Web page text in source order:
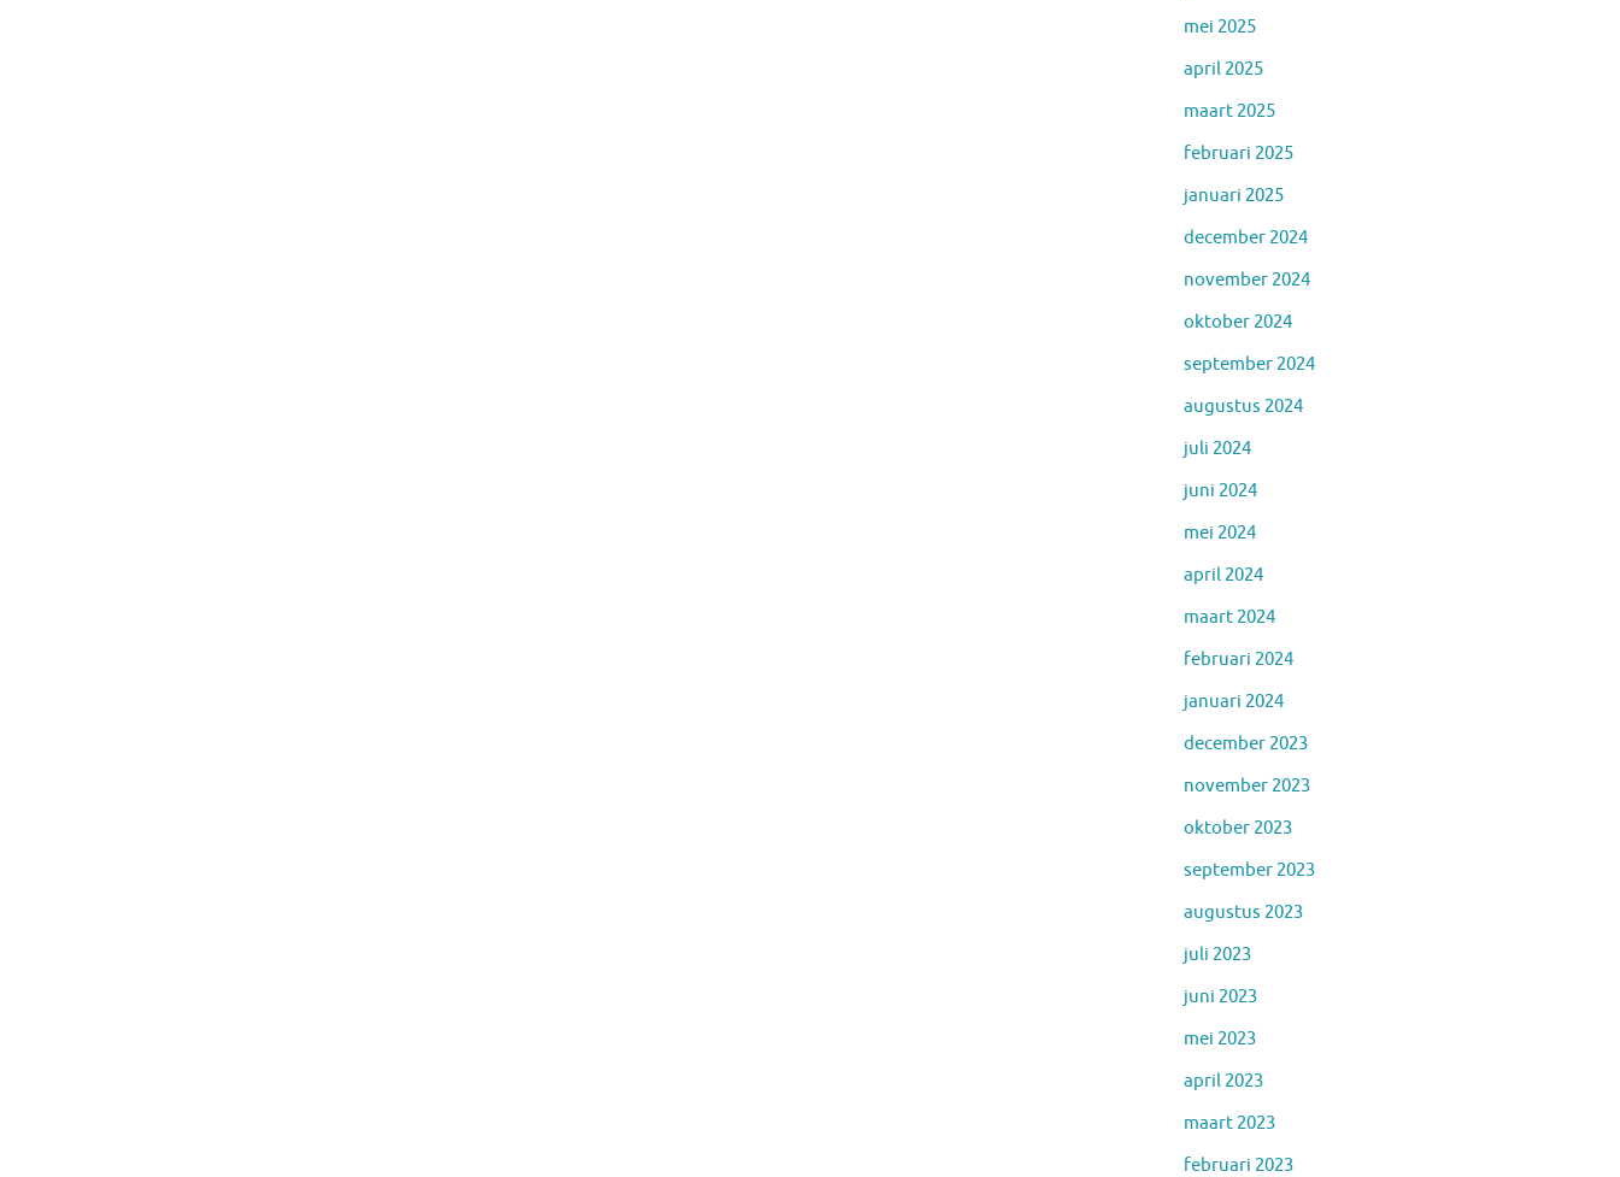
mei 2025
april 2025
maart 2025
februari 2025
januari 2025
december 2024
november 2024
oktober 2024
september 2024
augustus 2024
juli 2024
juni 2024
mei 2024
april 2024
maart 2024
februari 2024
januari 2024
december 2023
november 2023
oktober 2023
september 2023
augustus 2023
juli 2023
juni 2023
mei 2023
april 2023
maart 2023
februari 2023